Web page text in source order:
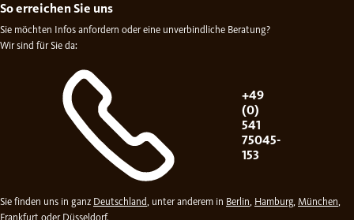
So erreichen Sie uns
Sie möchten Infos anfordern oder eine unverbindliche Beratung?
Wir sind für Sie da:
+49
(0)
541
75045-
153
Sie finden uns in ganz Deutschland, unter anderem in Berlin, Hamburg,München,